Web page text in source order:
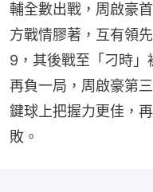
輔全數出戰，周啟豪
方戰情膠著，互有領
9，其後戰至「刁時」
再負一局，周啟豪第
鍵球上把握力更佳，
敗。